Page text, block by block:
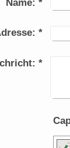
Name: *
*
*